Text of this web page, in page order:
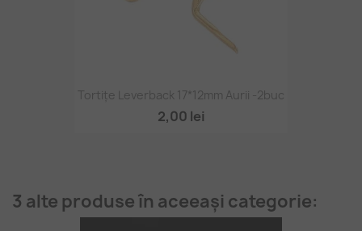
Tortițe Leverback 17*12mm Aurii -2buc
2,00 lei
3 alte produse în aceeași categorie: